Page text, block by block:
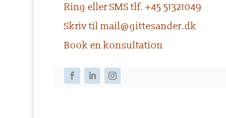
Ring eller SMS tlf. +45 51321049
Skriv til mail@gittesander.dk
Book en konsultation